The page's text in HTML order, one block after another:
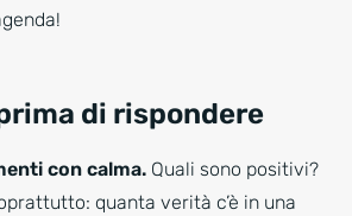
di rispondere
con calma. Quali sono positivi?
quanta verità c’è in una